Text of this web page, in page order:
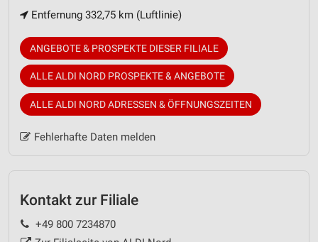
Entfernung 332,75 km (Luftlinie)
ANGEBOTE & PROSPEKTE DIESER FILIALE
ALLE ALDI NORD PROSPEKTE & ANGEBOTE
ALLE ALDI NORD ADRESSEN & ÖFFNUNGSZEITEN
Fehlerhafte Daten melden
Kontakt zur Filiale
+49 800 7234870